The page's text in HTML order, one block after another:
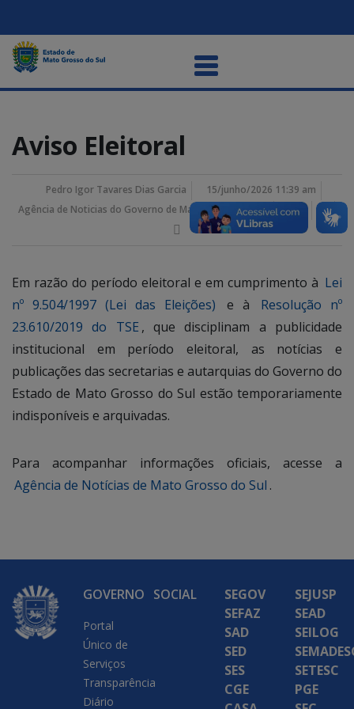
Aviso Eleitoral
Pedro Igor Tavares Dias Garcia
15/junho/2026 11:39 am
Agência de Noticias do Governo de Mato Grosso do Sul
Em razão do período eleitoral e em cumprimento à Lei
nº 9.504/1997 (Lei das Eleições)
e à
Resolução nº
23.610/2019 do TSE , que disciplinam a publicidade
institucional em período eleitoral, as notícias e
publicações das secretarias e autarquias do Governo do
Estado de Mato Grosso do Sul estão temporariamente
indisponíveis e arquivadas.
Para acompanhar informações oficiais, acesse a
Agência de Notícias de Mato Grosso do Sul .
GOVERNO
Portal
Único de
Serviços
Transparência
Diário
SOCIAL
SEGOV
SEFAZ
SAD
SED
SES
CGE
SEJUSP
SEAD
SEILOG
SETESC
PGE